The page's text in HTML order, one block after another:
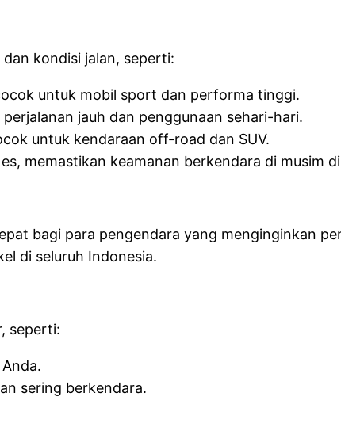
kondisi jalan, seperti:
untuk mobil sport dan performa tinggi.
jauh dan penggunaan sehari-hari.
untuk kendaraan off-road dan SUV.
memastikan keamanan berkendara di musim
bagi para pengendara yang menginginkan
di seluruh Indonesia.
seperti:
sering berkendara.